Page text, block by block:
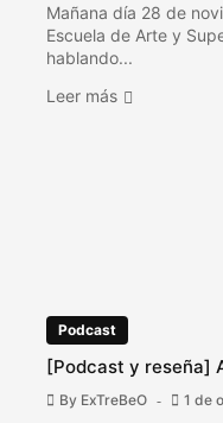
Mañana día 28 de
Escuela de Arte y
hablando...
Leer más
Podcast
[Podcast y reseña]
By ExTreBeO 1 de